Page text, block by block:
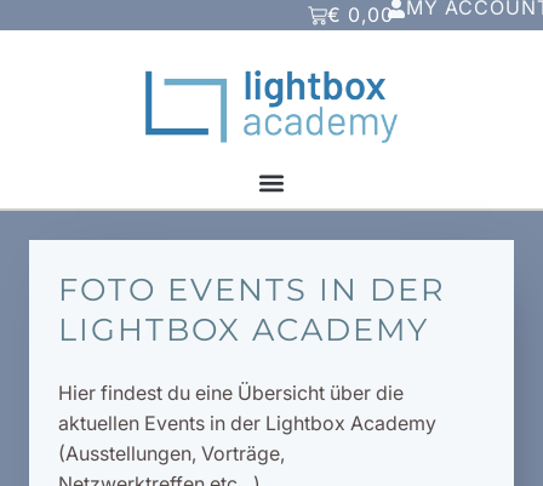
MY
€ 0,00
FOTO EVENTS IN DER
LIGHTBOX ACADEMY
Hier findest du eine Übersicht über die
aktuellen Events in der Lightbox Academy
(Ausstellungen, Vorträge,